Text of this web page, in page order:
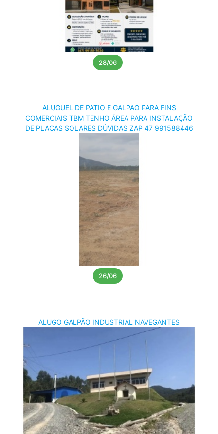
28/06
ALUGUEL DE PATIO E GALPAO PARA FINS
COMERCIAIS TBM TENHO ÁREA PARA INSTALAÇÃO
DE PLACAS SOLARES DÚVIDAS ZAP 47 991588446
26/06
ALUGO GALPÃO INDUSTRIAL NAVEGANTES